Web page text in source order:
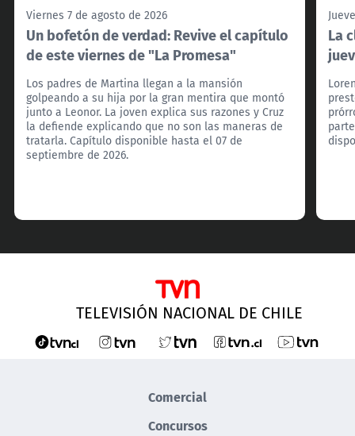
Viernes 7 de agosto de 2026
Un bofetón de verdad: Revive el capítulo
de este viernes de "La Promesa"
Los padres de Martina llegan a la mansión
golpeando a su hija por la gran mentira que montó
junto a Leonor. La joven explica sus razones y Cruz
la defiende explicando que no son las maneras de
tratarla. Capítulo disponible hasta el 07 de
septiembre de 2026.
La
TELEVISIÓN NACIONAL DE CHILE
Comercial
Concursos